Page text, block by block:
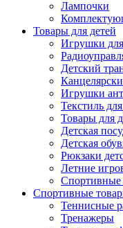
Лампочки
Товары для детей
Игрушки
Детский
Игрушки
Текстиль
Товары для
Детская
Детская
Рюкзаки
Летние
Спортивные
Спортивные
Теннисные
Тренажеры